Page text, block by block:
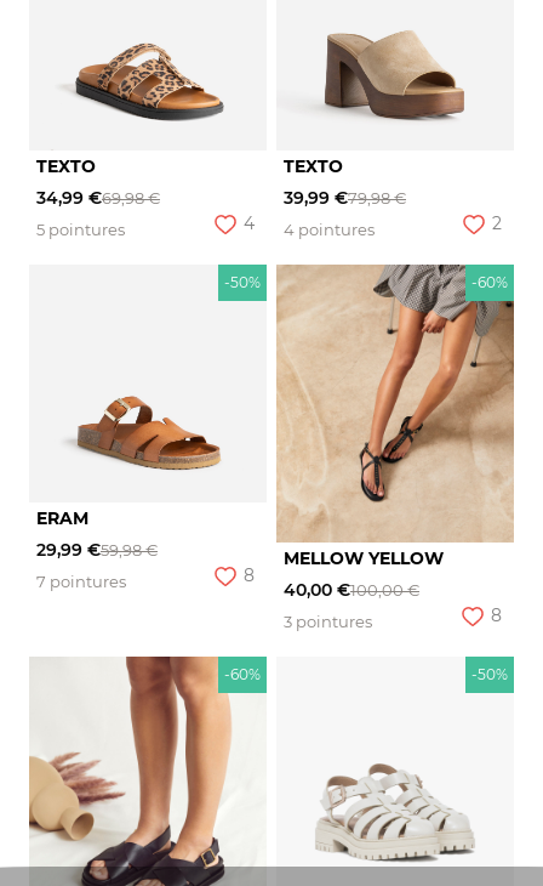
TEXTO
34,99 €69,98 €
5 pointures
4
TEXTO
39,99 €79,98 €
4 pointures
2
-50%
ERAM
29,99 €59,98 €
7 pointures
8
-60%
MELLOW YELLOW
40,00 €100,00 €
3 pointures
8
-60% -50%